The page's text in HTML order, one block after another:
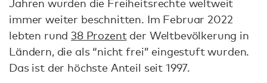
Jahren wurden die Freiheitsrechte weltweit
immer weiter beschnitten. Im Februar 2022
lebten rund38 Prozentder Weltbevölkerung in
Ländern, die als “nicht frei” eingestuft wurden.
Das ist der höchste Anteil seit 1997.